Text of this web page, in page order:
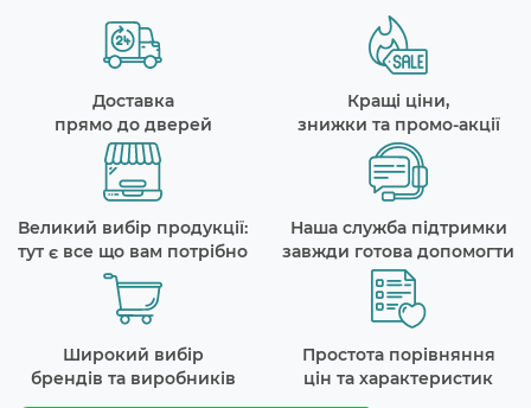
Доставка
прямо до дверей
Кращі ціни,
знижки та промо-акції
Великий вибір продукції:
тут є все що вам потрібно
Наша служба підтримки
завжди готова допомогти
Широкий вибір
брендів та виробників
Простота порівняння
цін та характеристик